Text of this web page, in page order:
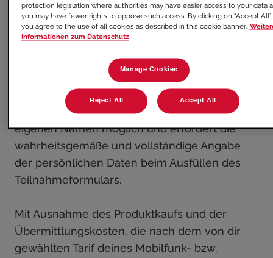
den Maschinenkauf und maximal ein Foto der
Kassenbons für die gekauften Original
SENSEO® Pads hochgeladen und eingelöst
werden. Dabei darf jede IBAN und jede E-Mail-
Adresse maximal einmal verwendet werden.
Weitere Einsendungen werden nicht
berücksichtigt. Die Teilnahme ist nur im
eigenen Namen möglich und erfordert die
wahrheitsgemäße und vollständige Angabe
der persönlichen Daten beim Ausfüllen des
Teilnahmeformulars.
Mit Ausnahme des Produktkaufs und der
Übermittlungskosten, die nach dem von dir
gewählten Tarif deines Mobilfunk- bzw.
protection legislation where authorities may have easier access to your data
you may have fewer rights to oppose such access. By clicking on “Accept All”,
you agree to the use of all cookies as described in this cookie banner.
Informationen zum Datenschutz
Manage Cookies
Reject All Accept All